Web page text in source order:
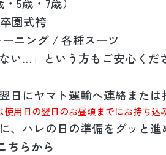
園式袴
ニング / 各種スーツ
い…」という方もご安心く
日にヤマト運輸へ連絡または
用日の翌日のお昼頃までにお持ち込
、ハレの日の準備をグッと
ちらから